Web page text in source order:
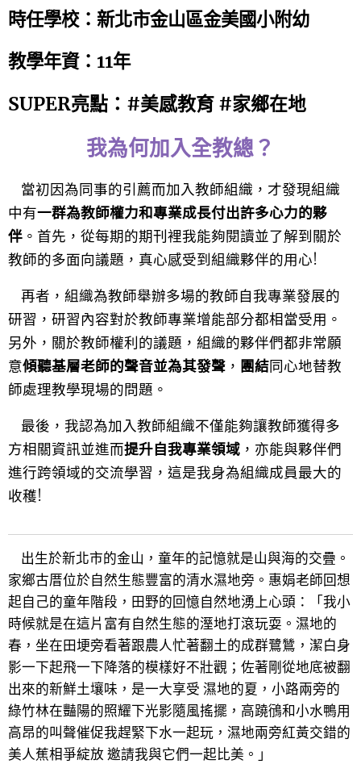
時任學校：新北市金山區金美國小附幼
教學年資：11年
SUPER亮點：#美感教育 #家鄉在地
我為何加入全教總？
當初因為同事的引薦而加入教師組織，才發現組織
中有一群為教師權力和專業成長付出許多心力的夥
伴 。首先，從每期的期刊裡我能夠閱讀並了解到關於
教師的多面向議題，真心感受到組織夥伴的用心!
再者，組織為教師舉辦多場的教師自我專業發展的
研習，研習內容對於教師專業增能部分都相當受用。
另外，關於教師權利的議題，組織的夥伴們都非常願
意傾聽基層老師的聲音並為其發聲 ， 團結同心地替教
師處理教學現場的問題。
最後，我認為加入教師組織不僅能夠讓教師獲得多
方相關資訊並進而提升自我專業領域 ，亦能與夥伴們
進行跨領域的交流學習，這是我身為組織成員最大的
收穫!
出生於新北市的金山，童年的記憶就是山與海的交疊。
家鄉古厝位於自然生態豐富的清水濕地旁。惠娟老師回想
起自己的童年階段，田野的回憶自然地湧上心頭：「我小
時候就是在這片富有自然生態的溼地打滾玩耍。濕地的
春，坐在田埂旁看著跟農人忙著翻土的成群鷺鷥，潔白身
影一下起飛一下降落的模樣好不壯觀；佐著剛從地底被翻
出來的新鮮土壤味，是一大享受 濕地的夏，小路兩旁的
綠竹林在豔陽的照耀下光影隨風搖擺，高蹺鴴和小水鴨用
高昂的叫聲催促我趕緊下水一起玩，濕地兩旁紅黃交錯的
美人蕉相爭綻放 邀請我與它們一起比美。」